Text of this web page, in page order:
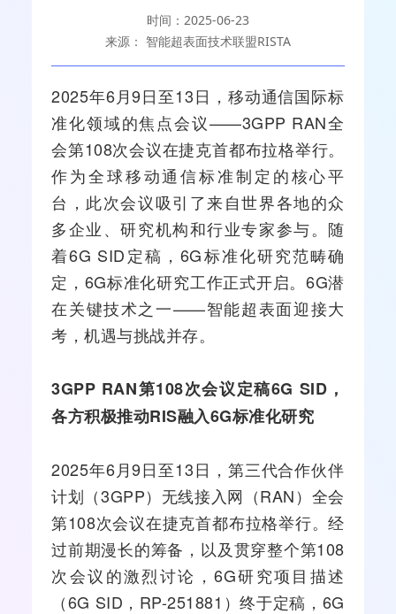
时间：2025-06-23
来源： 智能超表面技术联盟RISTA
2025年6月9日至13日， 移动通信国际标
准化领域的焦点会议——3GPP RAN全
会第108次会议在捷克首都布拉格举行。
作为全球移动通信标准制定的核心平
台，此次会议吸引了来自世界各地的众
多企业、研究机构和行业专家参与。随
着6G SID定稿，6G标准化研究范畴确
定，6G标准化研究工作正式开启。6G潜
在关键技术之一——智能超表面迎接大
考，机遇与挑战并存。
3GPP RAN第108次会议定稿6G SID，
各方积极推动RIS融入6G标准化研究
2025年6月9日至13日，第三代合作伙伴
计划（3GPP） 无线接入网（RAN）全会
第108次会议在捷克首都布拉格举行。经
过前期漫长的筹备，以及贯穿整个第108
次会议的激烈讨论，6G研究项目描述
（6G SID，RP-251881）终于定稿，6G